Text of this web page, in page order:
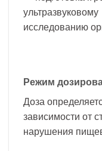
ультразвуковому
исследованию
Режим
Доза
зависимости от
нарушения